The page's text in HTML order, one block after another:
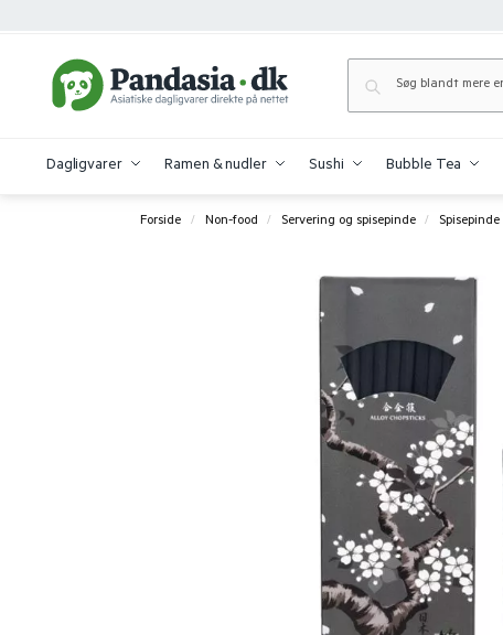
Dagligvarer Ramen & nudler Sushi Bubble Tea
Forside / Non-food / Servering og spisepinde / Spisepinde